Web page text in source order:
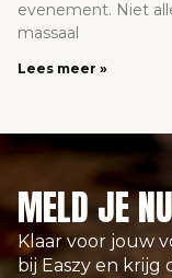
evenement. Niet
massaal
Lees meer »
MELD JE
Klaar voor jouw
bij Easzy en